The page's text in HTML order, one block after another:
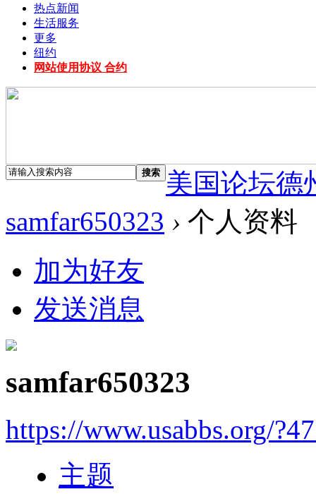
热点新闻
生活服务
更多
纽约
网站使用协议 合约
搜索
美国论坛德
samfar650323 › 个人资料
加为好友
发送消息
samfar650323
https://www.usabbs.org/
主题